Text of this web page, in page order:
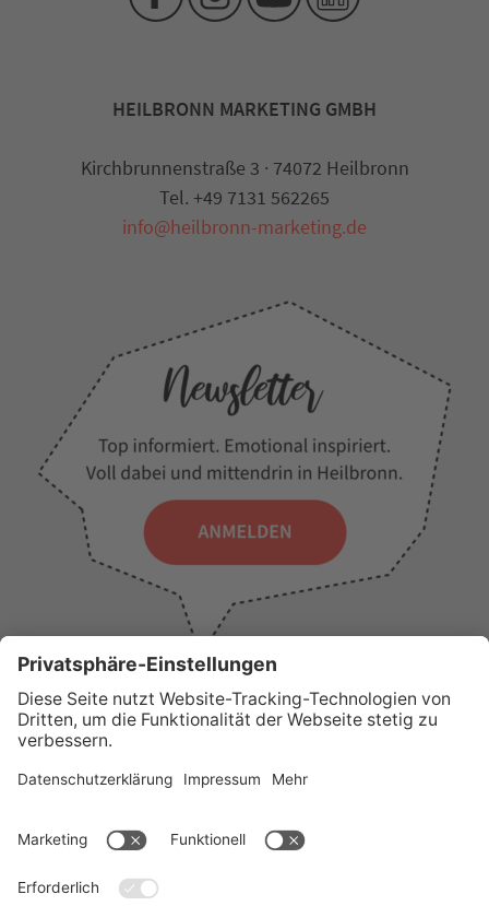
WICHTIGE LINKS
PresseWir über unsTourist-Information
Erklärung zur Barrierefreiheit
Impressum
HEILBRONN MARKETING GMBH
Kirchbrunnenstraße 3 · 74072 Heilbronn
Tel. +49 7131 562265
info@heilbronn-marketing.de